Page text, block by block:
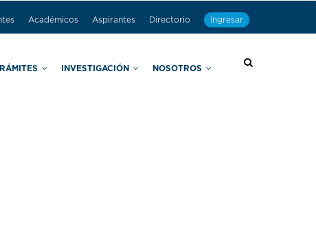
Ingresar
Directorio
Aspirantes
Académicos
INVESTIGACIÓN NOSOTROS